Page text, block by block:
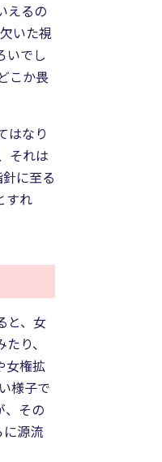
えるの
いた視
いでし
こか畏
はなり
それは
に至る
すれ
と、女
り、
女権拡
様子で
、その
源流